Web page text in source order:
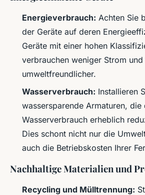
Energieverbrauch: Achten Sie
der Geräte auf deren
Geräte mit einer hohen
verbrauchen weniger Strom
umweltfreundlicher.
Wasserverbrauch: Installieren
wassersparende Armaturen, die
Wasserverbrauch erheblich
Dies schont nicht nur die
auch die Betriebskosten Ihrer
Nachhaltige Materialien und
Recycling und Mülltrennung: